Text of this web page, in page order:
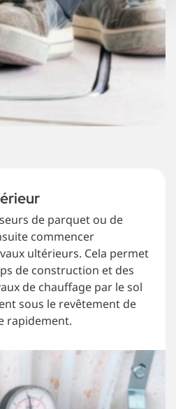
de parquet ou de
commencer
ultérieurs. Cela permet
de construction et des
de chauffage par le sol
sous le revêtement de
rapidement.